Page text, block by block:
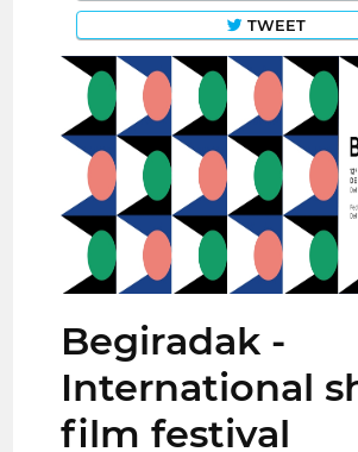
TWEET
Begiradak -
International
film festival